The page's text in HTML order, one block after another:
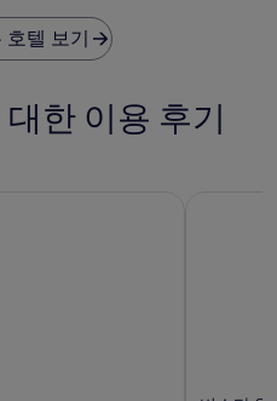
텔 보기
한 이용 후기